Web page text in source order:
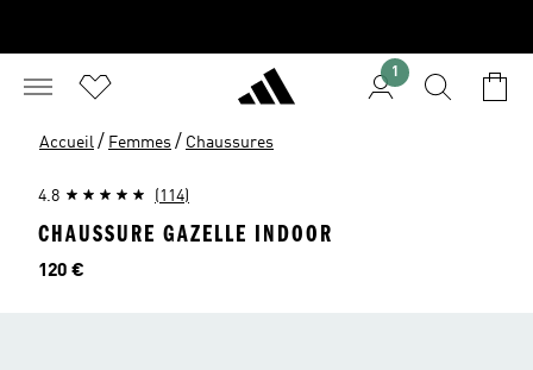
1
Accueil / Femmes / Chaussures
4.8 (114)
CHAUSSURE GAZELLE INDOOR
Prix
120 €